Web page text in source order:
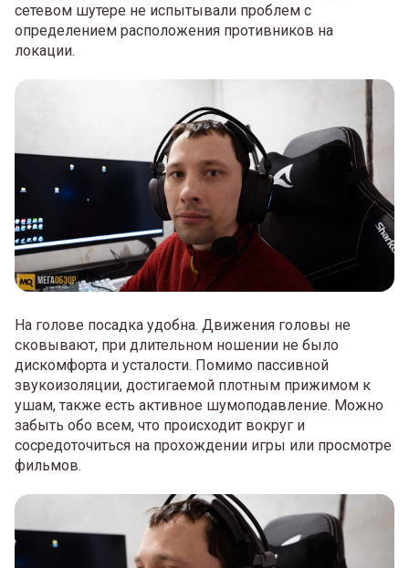
сетевом шутере не испытывали проблем с
определением расположения противников на
локации.
На голове посадка удобна. Движения головы не
сковывают, при длительном ношении не было
дискомфорта и усталости. Помимо пассивной
звукоизоляции, достигаемой плотным прижимом к
ушам, также есть активное шумоподавление. Можно
забыть обо всем, что происходит вокруг и
сосредоточиться на прохождении игры или просмотре
фильмов.